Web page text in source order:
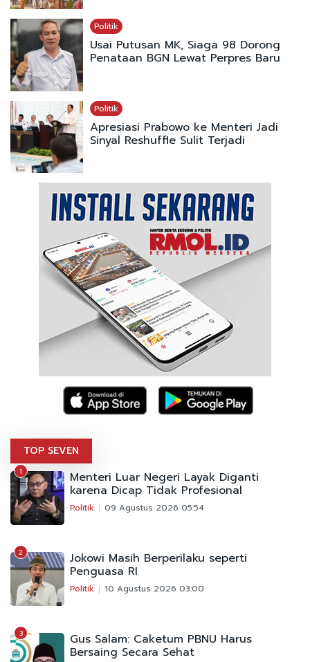
Politik
Usai Putusan MK, Siaga 98 Dorong
Penataan BGN Lewat Perpres Baru
Politik
Apresiasi Prabowo ke Menteri Jadi
Sinyal Reshuffle Sulit Terjadi
TOP SEVEN
1 Menteri Luar Negeri Layak Diganti
karena Dicap Tidak Profesional
Politik 09 Agustus 2026 05:54
2 Jokowi Masih Berperilaku seperti
Penguasa RI
Politik 10 Agustus 2026 03:00
3 Gus Salam: Caketum PBNU Harus
Bersaing Secara Sehat